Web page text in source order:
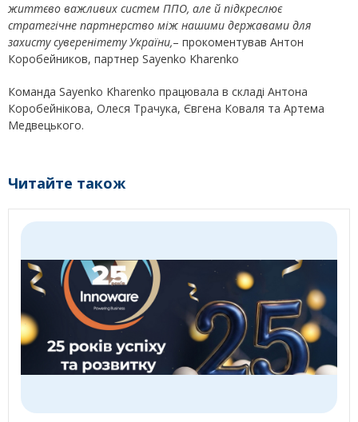
життєво важливих систем ППО, але й підкреслює
стратегічне партнерство між нашими державами для
захисту суверенітету України,– прокоментував Антон
Коробейников, партнер Sayenko Kharenko
Команда Sayenko Kharenko працювала в складі Антона
Коробейнікова, Олеся Трачука, Євгена Коваля та Артема
Медвецького.
Читайте також